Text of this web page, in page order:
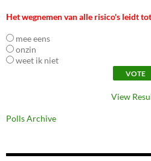
Het wegnemen van alle risico's leidt
mee eens
onzin
weet ik niet
View
Polls Archive